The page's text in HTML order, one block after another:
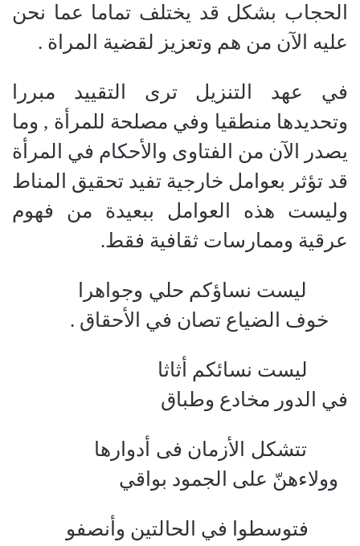
الحجاب بشكل قد يختلف تماما عما نحن
عليه الآن من هم وتعزيز لقضية المراة .
في عهد التنزيل ترى التقييد مبررا
وتحديدها منطقيا وفي مصلحة للمرأة , وما
يصدر الآن من الفتاوى والأحكام في المرأة
قد تؤثر بعوامل خارجية تفيد تحقيق المناط
وليست هذه العوامل ببعيدة من فهوم
عرقية وممارسات ثقافية فقط.
ليست نساؤكم حلي وجواهرا
خوف الضياع تصان في الأحقاق .
ليست نسائكم أثاثا
في الدور مخادع وطباق
تتشكل الأزمان فى أدوارها
وولاءهنّ على الجمود بواقي
فتوسطوا في الحالتين وأنصفو